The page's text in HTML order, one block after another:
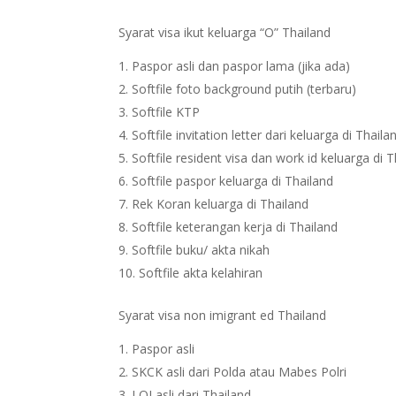
Syarat visa ikut keluarga “O” Thailand
Paspor asli dan paspor lama (jika ada)
Softfile foto background putih (terbaru)
Softfile KTP
Softfile invitation letter dari keluarga di
Softfile resident visa dan work id keluarga di
Softfile paspor keluarga di Thailand
Rek Koran keluarga di Thailand
Softfile keterangan kerja di Thailand
Softfile buku/ akta nikah
Softfile akta kelahiran
Syarat visa non imigrant ed Thailand
Paspor asli
SKCK asli dari Polda atau Mabes Polri